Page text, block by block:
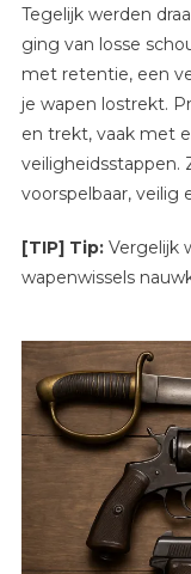
Tegelijk werden
ging van losse
met retentie, een
je wapen lostrekt.
en trekt, vaak met
veiligheidsstappen.
voorspelbaar, veilig
[TIP] Tip:Vergelijk
wapenwissels